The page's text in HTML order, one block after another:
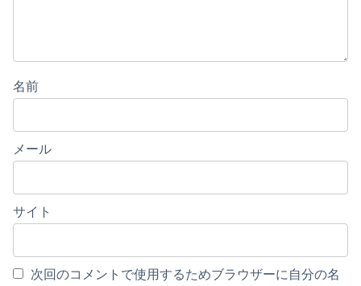
名前
メール
サイト
次回のコメントで使用するためブラウザーに自分の名